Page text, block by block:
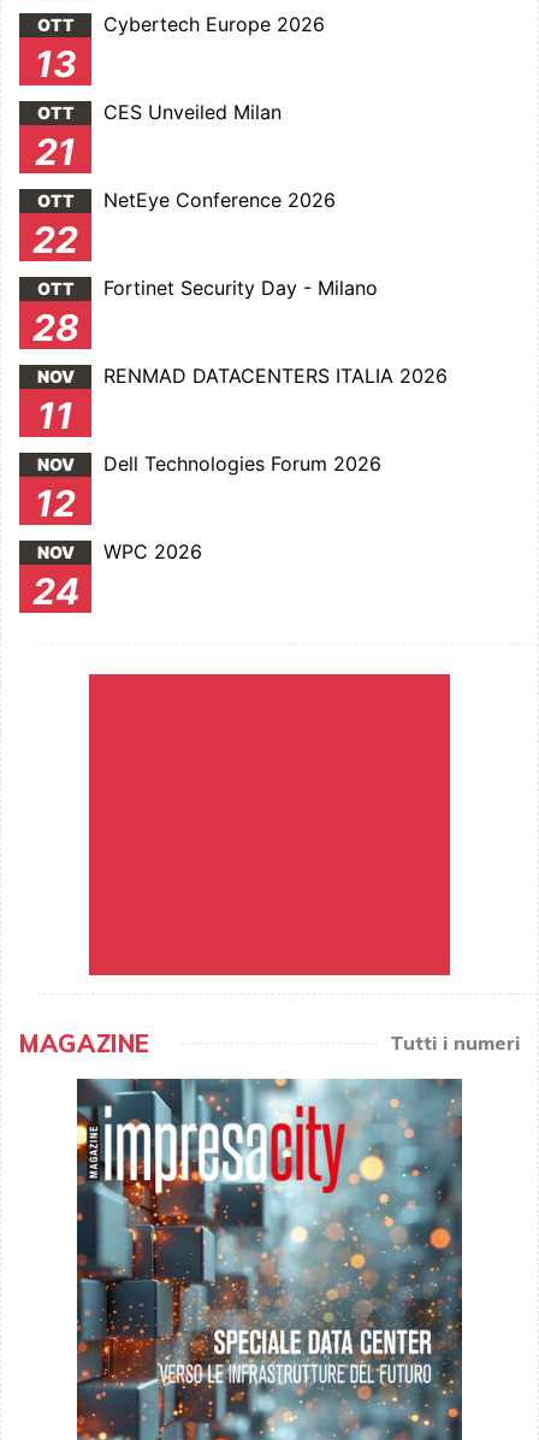
OTT
13
Cybertech Europe 2026
OTT
21
CES Unveiled Milan
OTT
22
NetEye Conference 2026
OTT
28
Fortinet Security Day - Milano
NOV
11
RENMAD DATACENTERS ITALIA 2026
NOV
12
Dell Technologies Forum 2026
NOV
24
WPC 2026
MAGAZINE Tutti i numeri